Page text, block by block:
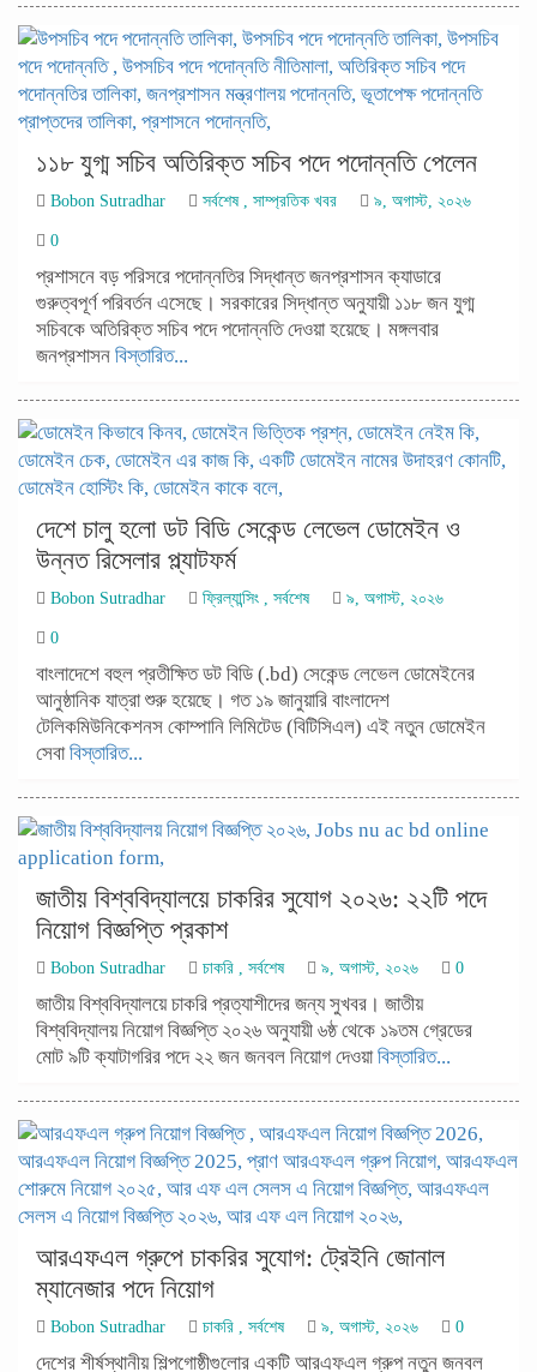
১১৮ যুগ্ম সচিব অতিরিক্ত সচিব পদে পদোন্নতি পেলেন
Bobon Sutradhar সর্বশেষ, সাম্প্রতিক খবর ৯, অগাস্ট, ২০২৬
0
প্রশাসনে বড় পরিসরে পদোন্নতির সিদ্ধান্ত জনপ্রশাসন ক্যাডারে
গুরুত্বপূর্ণ পরিবর্তন এসেছে। সরকারের সিদ্ধান্ত অনুযায়ী ১১৮ জন যুগ্ম
সচিবকে অতিরিক্ত সচিব পদে পদোন্নতি দেওয়া হয়েছে। মঙ্গলবার
জনপ্রশাসন বিস্তারিত...
দেশে চালু হলো ডট বিডি সেকেন্ড লেভেল ডোমেইন ও
উন্নত রিসেলার প্ল্যাটফর্ম
Bobon Sutradhar ফ্রিল্যান্সিং সর্বশেষ ৯, অগাস্ট, ২০২৬
0
বাংলাদেশে বহুল প্রতীক্ষিত ডট বিডি (.bd) সেকেন্ড লেভেল ডোমেইনের
আনুষ্ঠানিক যাত্রা শুরু হয়েছে। গত ১৯ জানুয়ারি বাংলাদেশ
টেলিকমিউনিকেশনস কোম্পানি লিমিটেড (বিটিসিএল) এই নতুন ডোমেইন
সেবাবিস্তারিত...
জাতীয় বিশ্ববিদ্যালয়ে চাকরির সুযোগ ২০২৬: ২২টি পদে
নিয়োগ বিজ্ঞপ্তি প্রকাশ
Bobon Sutradhar চাকরি সর্বশেষ ৯, অগাস্ট, ২০২৬ 0
জাতীয় বিশ্ববিদ্যালয়ে চাকরি প্রত্যাশীদের জন্য সুখবর। জাতীয়
বিশ্ববিদ্যালয় নিয়োগ বিজ্ঞপ্তি ২০২৬ অনুযায়ী ৬ষ্ঠ থেকে ১৯তম গ্রেডের
মোট ৯টি ক্যাটাগরির পদে ২২ জন জনবল নিয়োগ দেওয়াবিস্তারিত...
আরএফএল গ্রুপে চাকরির সুযোগ: ট্রেইনি জোনাল
ম্যানেজার পদে নিয়োগ
Bobon Sutradhar চাকরি সর্বশেষ ৯, অগাস্ট, ২০২৬ 0
দেশের শীর্ষস্থানীয় শিল্পগোষ্ঠীগুলোর একটি আরএফএল গ্রুপ নতুন জনবল